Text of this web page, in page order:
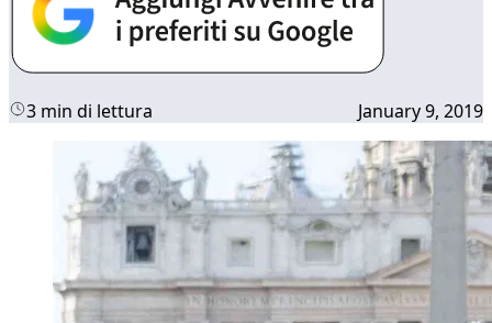
3 min di lettura January 9, 2019